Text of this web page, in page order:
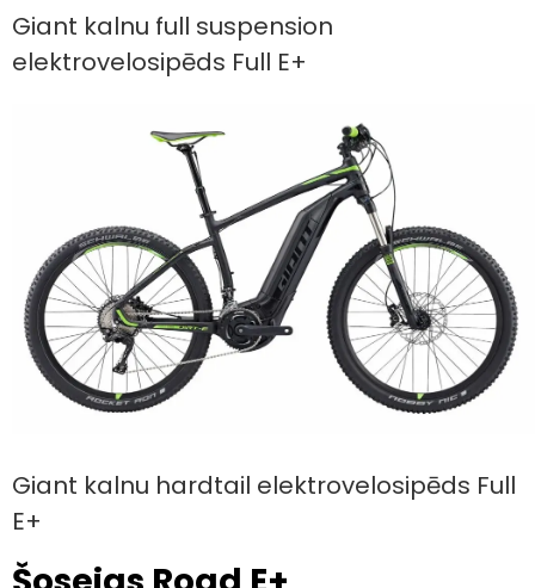
Giant kalnu full suspension
elektrovelosipēds Full E+
Giant kalnu hardtail elektrovelosipēds Full
E+